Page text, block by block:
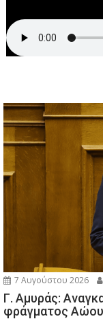
7 Αυγούστου 2026
Γ. Αμυράς:
φράγματος Αώου